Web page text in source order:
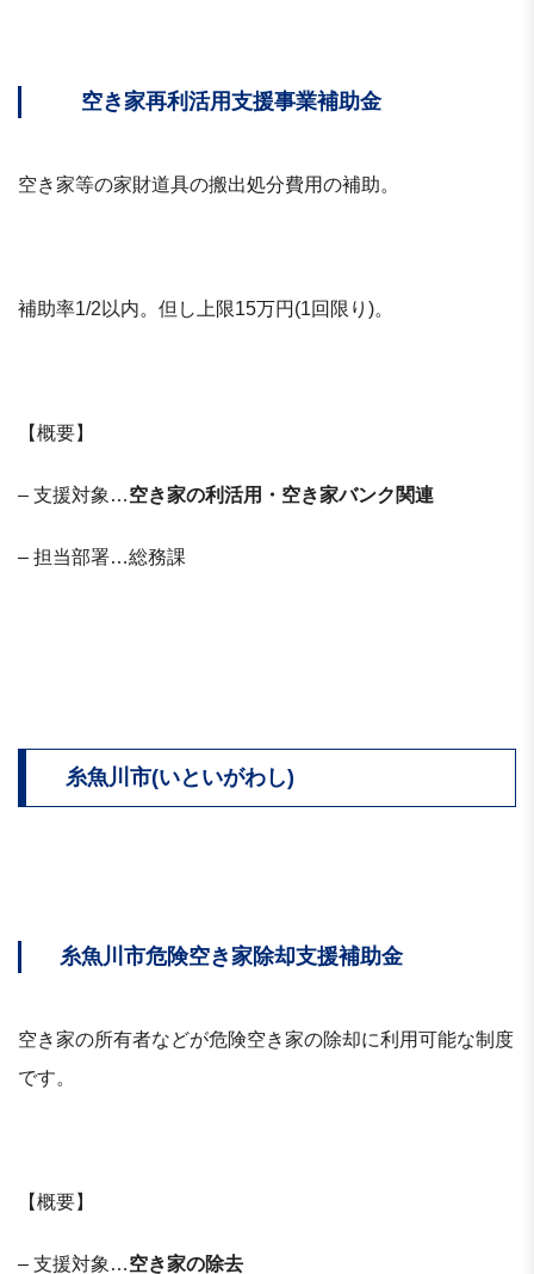
空き家再利活用支援事業補助金
空き家等の家財道具の搬出処分費用の補助。
補助率1/2以内。但し上限15万円(1回限り)。
【概要】
– 支援対象…空き家の利活用・空き家バンク関連
– 担当部署…総務課
糸魚川市(いといがわし)
糸魚川市危険空き家除却支援補助金
空き家の所有者などが危険空き家の除却に利用可能な制度
です。
【概要】
– 支援対象…空き家の除去